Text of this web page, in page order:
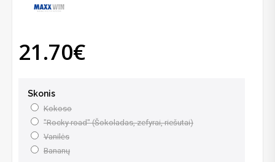
21.70€
Skonis
Kokoso
"Rocky road" (Šokoladas, zefyrai, riešutai)
Vanilės
Bananų